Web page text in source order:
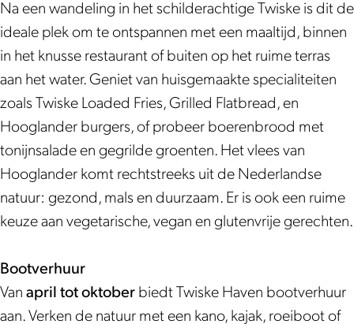
n
v
e
n
a
v
e
n
n
H
a
v
e
n
T
w
i
s
k
e
H
a
v
n
m
T
w
i
s
k
e
H
a
e
n
Na een wandeling in het schilderachtige Twiske is dit de
ideale plek om te ontspannen met een maaltijd, binnen
in het knusse restaurant of buiten op het ruime terras
aan het water. Geniet van huisgemaakte specialiteiten
zoals Twiske Loaded Fries, Grilled Flatbread, en
Hooglander burgers, of probeer boerenbrood met
tonijnsalade en gegrilde groenten. Het vlees van
Hooglander komt rechtstreeks uit de Nederlandse
natuur: gezond, mals en duurzaam. Er is ook een ruime
keuze aan vegetarische, vegan en glutenvrije gerechten.
Bootverhuur
Van april tot oktober biedt Twiske Haven bootverhuur
aan. Verken de natuur met een kano, kajak, roeiboot of